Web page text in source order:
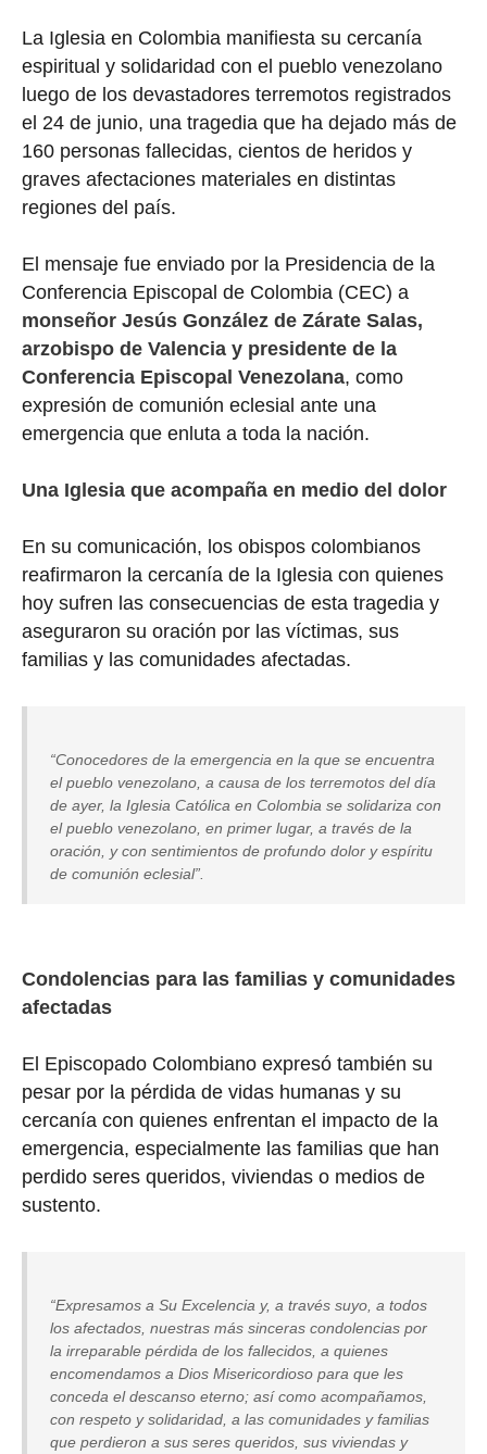
La Iglesia en Colombia manifiesta su cercanía
espiritual y solidaridad con el pueblo venezolano
luego de los devastadores terremotos registrados
el 24 de junio, una tragedia que ha dejado más de
160 personas fallecidas, cientos de heridos y
graves afectaciones materiales en distintas
regiones del país.
El mensaje fue enviado por la Presidencia de la
Conferencia Episcopal de Colombia (CEC) a
monseñor Jesús González de Zárate Salas,
arzobispo de Valencia y presidente de la
Conferencia Episcopal Venezolana, como
expresión de comunión eclesial ante una
emergencia que enluta a toda la nación.
Una Iglesia que acompaña en medio del dolor
En su comunicación, los obispos colombianos
reafirmaron la cercanía de la Iglesia con quienes
hoy sufren las consecuencias de esta tragedia y
aseguraron su oración por las víctimas, sus
familias y las comunidades afectadas.
“Conocedores de la emergencia en la que se encuentra
el pueblo venezolano, a causa de los terremotos del día
de ayer, la Iglesia Católica en Colombia se solidariza con
el pueblo venezolano, en primer lugar, a través de la
oración, y con sentimientos de profundo dolor y espíritu
de comunión eclesial”.
Condolencias para las familias y comunidades
afectadas
El Episcopado Colombiano expresó también su
pesar por la pérdida de vidas humanas y su
cercanía con quienes enfrentan el impacto de la
emergencia, especialmente las familias que han
perdido seres queridos, viviendas o medios de
sustento.
“Expresamos a Su Excelencia y, a través suyo, a todos
los afectados, nuestras más sinceras condolencias por
la irreparable pérdida de los fallecidos, a quienes
encomendamos a Dios Misericordioso para que les
conceda el descanso eterno; así como acompañamos,
con respeto y solidaridad, a las comunidades y familias
que perdieron a sus seres queridos, sus viviendas y